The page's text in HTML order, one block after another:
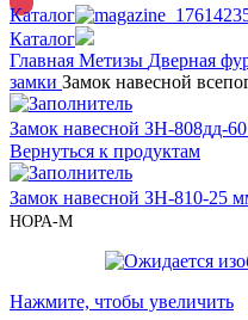
Каталог
Каталог
Главная Метизы Дверная
замки Замок навесной
Замок навесной ЗН-808дд-
Вернуться к продуктам
Замок навесной ЗН-810-25
НОРА-М
Нажмите, чтобы увеличить